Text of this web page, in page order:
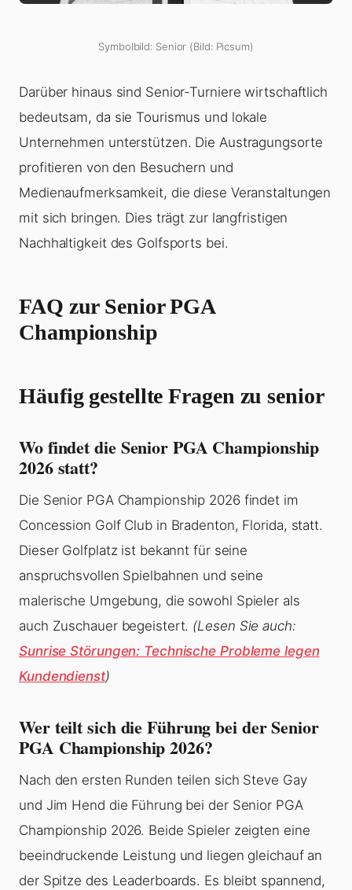
Symbolbild: Senior (Bild: Picsum)
Darüber hinaus sind Senior-Turniere wirtschaftlich
bedeutsam, da sie Tourismus und lokale
Unternehmen unterstützen. Die Austragungsorte
profitieren von den Besuchern und
Medienaufmerksamkeit, die diese Veranstaltungen
mit sich bringen. Dies trägt zur langfristigen
Nachhaltigkeit des Golfsports bei.
FAQ zur Senior PGA
Championship
Häufig gestellte Fragen zu senior
Wo findet die Senior PGA Championship
2026 statt?
Die Senior PGA Championship 2026 findet im
Concession Golf Club in Bradenton, Florida, statt.
Dieser Golfplatz ist bekannt für seine
anspruchsvollen Spielbahnen und seine
malerische Umgebung, die sowohl Spieler als
auch Zuschauer begeistert. (Lesen Sie auch:
Sunrise Störungen: Technische Probleme legen
Kundendienst)
Wer teilt sich die Führung bei der Senior
PGA Championship 2026?
Nach den ersten Runden teilen sich Steve Gay
und Jim Hend die Führung bei der Senior PGA
Championship 2026. Beide Spieler zeigten eine
beeindruckende Leistung und liegen gleichauf an
der Spitze des Leaderboards. Es bleibt spannend,